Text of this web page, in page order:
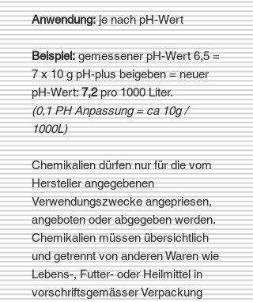
Anwendung:je nach pH-Wert
Beispiel:gemessener pH-Wert 6,5 =
7 x 10 g pH-plus beigeben = neuer
pH-Wert:7,2pro 1000 Liter.
(0,1 PH Anpassung = ca 10g /
1000L)
Chemikalien dürfen nur für die vom
Hersteller angegebenen
Verwendungszwecke angepriesen,
angeboten oder abgegeben werden.
Chemikalien müssen übersichtlich
und getrennt von anderen Waren wie
Lebens-, Futter- oder Heilmittel in
vorschriftsgemässer Verpackung